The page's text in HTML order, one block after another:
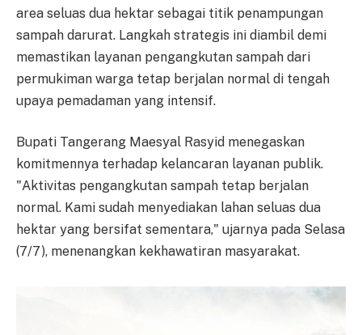
area seluas dua hektar sebagai titik penampungan
sampah darurat. Langkah strategis ini diambil demi
memastikan layanan pengangkutan sampah dari
permukiman warga tetap berjalan normal di tengah
upaya pemadaman yang intensif.
Bupati Tangerang Maesyal Rasyid menegaskan
komitmennya terhadap kelancaran layanan publik.
"Aktivitas pengangkutan sampah tetap berjalan
normal. Kami sudah menyediakan lahan seluas dua
hektar yang bersifat sementara," ujarnya pada Selasa
(7/7), menenangkan kekhawatiran masyarakat.